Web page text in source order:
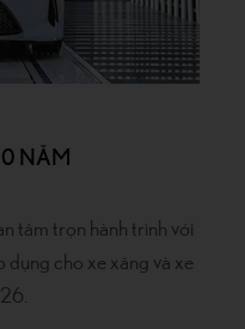
NĂM
tâm trọn hành trình với
dụng cho xe xăng và xe